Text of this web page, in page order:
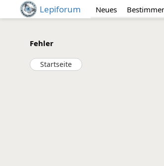
Lepiforum Neues
Fehler
Startseite